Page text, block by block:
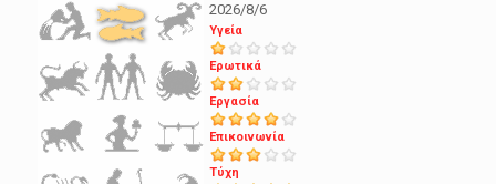
2026/8/6
Υγεία
Ερωτικά
Εργασία
Επικοινωνία
Τύχη